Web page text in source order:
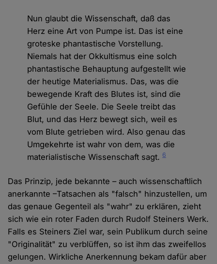
Nun glaubt die Wissenschaft, daß das
Herz eine Art von Pumpe ist. Das ist eine
groteske phantastische Vorstellung.
Niemals hat der Okkultismus eine solch
phantastische Behauptung aufgestellt wie
der heutige Materialismus. Das, was die
bewegende Kraft des Blutes ist, sind die
Gefühle der Seele. Die Seele treibt das
Blut, und das Herz bewegt sich, weil es
vom Blute getrieben wird. Also genau das
Umgekehrte ist wahr von dem, was die
materialistische Wissenschaft sagt.6
Das Prinzip, jede bekannte – auch wissenschaftlich
anerkannte –Tatsachen als "falsch" hinzustellen, um
das genaue Gegenteil als "wahr" zu erklären, zieht
sich wie ein roter Faden durch Rudolf Steiners Werk.
Falls es Steiners Ziel war, sein Publikum durch seine
"Originalität" zu verblüffen, so ist ihm das zweifellos
gelungen. Wirkliche Anerkennung bekam dafür aber